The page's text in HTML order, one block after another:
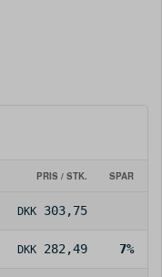
PRIS / STK. SPAR
DKK 303,75
DKK 282,49 7%